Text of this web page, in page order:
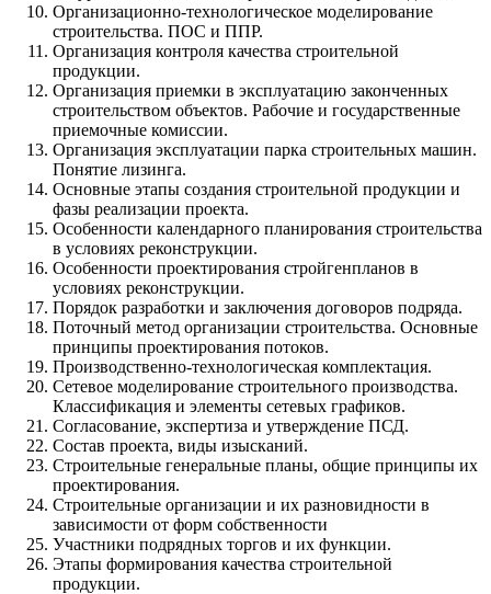
Организационно-технологическое моделирование
строительства. ПОС и ППР.
Организация контроля качества строительной
продукции.
Организация приемки в эксплуатацию законченных
строительством объектов. Рабочие и государственные
приемочные комиссии.
Организация эксплуатации парка строительных машин.
Понятие лизинга.
Основные этапы создания строительной продукции и
фазы реализации проекта.
Особенности календарного планирования строительства
в условиях реконструкции.
Особенности проектирования стройгенпланов в
условиях реконструкции.
Порядок разработки и заключения договоров подряда.
Поточный метод организации строительства. Основные
принципы проектирования потоков.
Производственно-технологическая комплектация.
Сетевое моделирование строительного производства.
Классификация и элементы сетевых графиков.
Согласование, экспертиза и утверждение ПСД.
Состав проекта, виды изысканий.
Строительные генеральные планы, общие принципы их
проектирования.
Строительные организации и их разновидности в
зависимости от форм собственности
Участники подрядных торгов и их функции.
Этапы формирования качества строительной
продукции.